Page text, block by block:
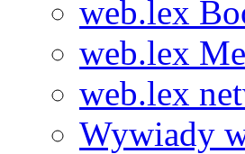
web.lex
web.lex
web.lex
Wywiady